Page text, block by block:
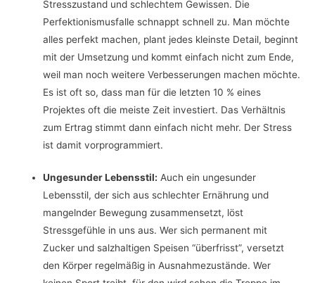
Stresszustand und schlechtem Gewissen. Die
Perfektionismusfalle schnappt schnell zu. Man möchte
alles perfekt machen, plant jedes kleinste Detail, beginnt
mit der Umsetzung und kommt einfach nicht zum Ende,
weil man noch weitere Verbesserungen machen möchte.
Es ist oft so, dass man für die letzten 10 % eines
Projektes oft die meiste Zeit investiert. Das Verhältnis
zum Ertrag stimmt dann einfach nicht mehr. Der Stress
ist damit vorprogrammiert.
Ungesunder Lebensstil: Auch ein ungesunder
Lebensstil, der sich aus schlechter Ernährung und
mangelnder Bewegung zusammensetzt, löst
Stressgefühle in uns aus. Wer sich permanent mit
Zucker und salzhaltigen Speisen “überfrisst”, versetzt
den Körper regelmäßig in Ausnahmezustände. Wer